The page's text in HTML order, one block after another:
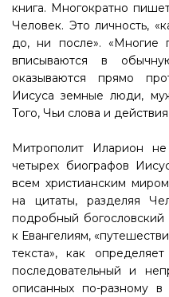
книга. Многократно
Человек. Это личность,
до, ни после». «Многие
вписываются в
оказываются прямо
Иисуса земные люди,
Того, Чьи слова и
Митрополит Иларион
четырех биографов
всем христианским
на цитаты, разделяя
подробный
к Евангелиям,
текста», как
последовательный и
описанных по-разному